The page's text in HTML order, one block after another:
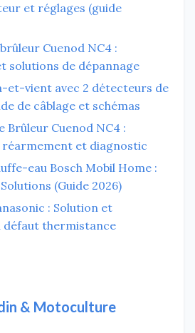
et réglages (guide
Cuenod NC4 :
solutions de dépannage
et-vient avec 2 détecteurs de
de câblage et schémas
Brûleur Cuenod NC4 :
et diagnostic
eau Bosch Mobil Home :
(Guide 2026)
: Solution et
thermistance
& Motoculture